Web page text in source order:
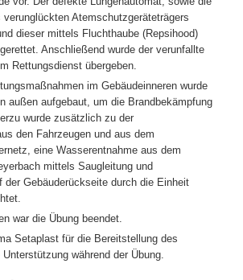
Atemschutzgeräteträgers
dieser mittels Fluchthaube (Repsihood)
Anschließend wurde der verunfallte
Rettungsdienst übergeben.
im Gebäudeinneren wurde
außen aufgebaut, um die Brandbekämpfung
wurde zusätzlich zu der
den Fahrzeugen und aus dem
eine Wasserentnahme aus dem
mittels Saugleitung und
der Gebäuderückseite durch die Einheit
war die Übung beendet.
Setaplast für die Bereitstellung des
während der Übung.